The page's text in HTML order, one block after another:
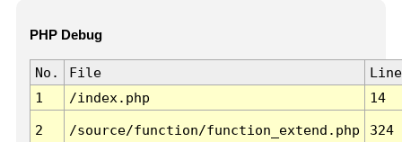
PHP Debug
No. File
Line
1
/index.php 14
2 /source/function/function_extend.php 324